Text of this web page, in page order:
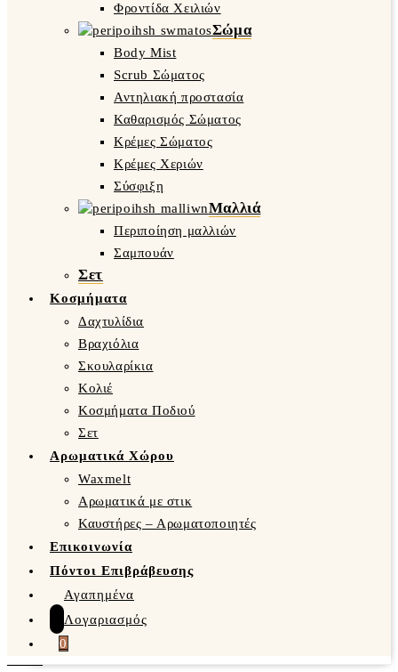
Φροντίδα Χειλιών
Σώμα
Body Mist
Scrub Σώματος
Αντηλιακή προστασία
Καθαρισμός Σώματος
Κρέμες Σώματος
Κρέμες Χεριών
Σύσφιξη
Μαλλιά
Περιποίηση μαλλιών
Σαμπουάν
Σετ
Κοσμήματα
Δαχτυλίδια
Βραχιόλια
Σκουλαρίκια
Κολιέ
Κοσμήματα Ποδιού
Σετ
Αρωματικά Χώρου
Waxmelt
Αρωματικά με στικ
Καυστήρες – Αρωματοποιητές
Επικοινωνία
Πόντοι Επιβράβευσης
Αγαπημένα
Λογαριασμός
0